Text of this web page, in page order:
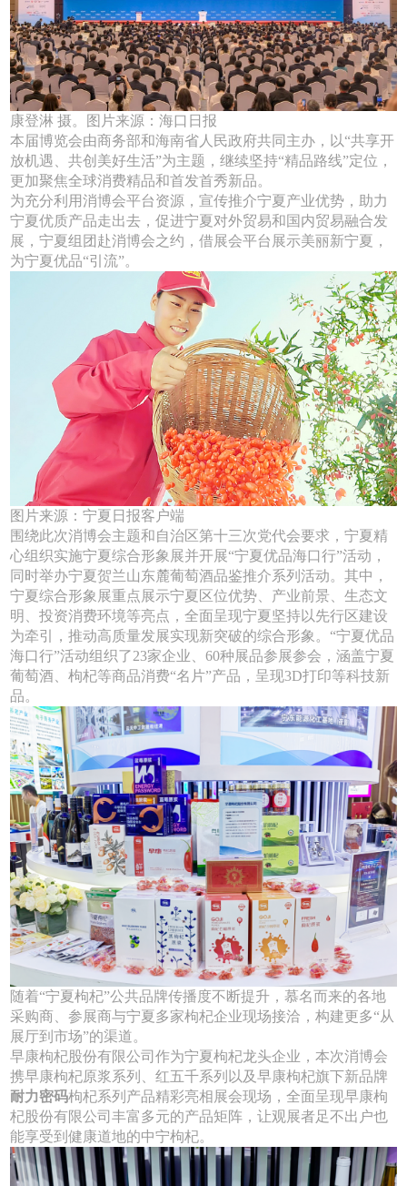
康登淋 摄。图片来源：海口日报
本届博览会由商务部和海南省人民政府共同主办，以“共享开
放机遇、共创美好生活”为主题，继续坚持“精品路线”定位，
更加聚焦全球消费精品和首发首秀新品。
为充分利用消博会平台资源，宣传推介宁夏产业优势，助力
宁夏优质产品走出去，促进宁夏对外贸易和国内贸易融合发
展，宁夏组团赴消博会之约，借展会平台展示美丽新宁夏，
为宁夏优品“引流”。
图片来源：宁夏日报客户端
围绕此次消博会主题和自治区第十三次党代会要求，宁夏精
心组织实施宁夏综合形象展并开展“宁夏优品海口行”活动，
同时举办宁夏贺兰山东麓葡萄酒品鉴推介系列活动。其中，
宁夏综合形象展重点展示宁夏区位优势、产业前景、生态文
明、投资消费环境等亮点，全面呈现宁夏坚持以先行区建设
为牵引，推动高质量发展实现新突破的综合形象。“宁夏优品
海口行”活动组织了23家企业、60种展品参展参会，涵盖宁夏
葡萄酒、枸杞等商品消费“名片”产品，呈现3D打印等科技新
品。
随着“宁夏枸杞”公共品牌传播度不断提升，慕名而来的各地
采购商、参展商与宁夏多家枸杞企业现场接洽，构建更多“从
展厅到市场”的渠道。
早康枸杞股份有限公司作为宁夏枸杞龙头企业，本次消博会
携早康枸杞原浆系列、红五千系列以及早康枸杞旗下新品牌
耐力密码枸杞系列产品精彩亮相展会现场，全面呈现早康枸
杞股份有限公司丰富多元的产品矩阵，让观展者足不出户也
能享受到健康道地的中宁枸杞。